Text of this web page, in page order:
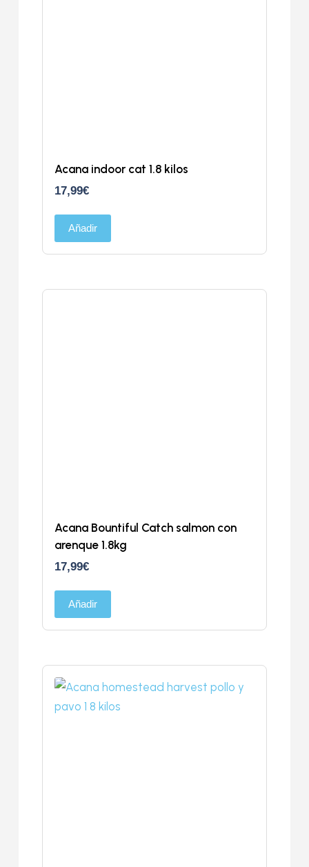
Acana indoor cat 1.8 kilos
17,99€
Añadir
Acana Bountiful Catch salmon con
arenque 1.8kg
17,99€
Añadir